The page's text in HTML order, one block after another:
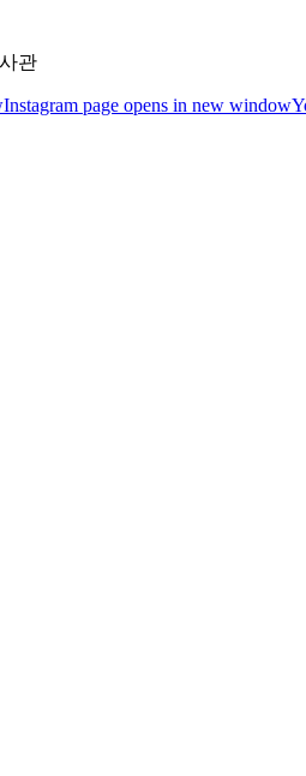
관
Instagram page opens in new window